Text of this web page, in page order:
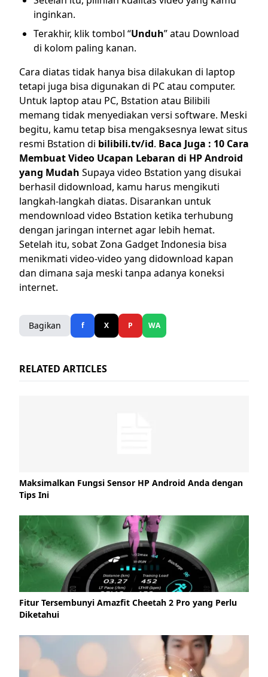
inginkan.
Terakhir, klik tombol “Unduh” atau Download
di kolom paling kanan.
Cara diatas tidak hanya bisa dilakukan di laptop
tetapi juga bisa digunakan di PC atau computer.
Untuk laptop atau PC, Bstation atau Bilibili
memang tidak menyediakan versi software. Meski
begitu, kamu tetap bisa mengaksesnya lewat situs
resmi Bstation di bilibili.tv/id. Baca Juga : 10 Cara
Membuat Video Ucapan Lebaran di HP Android
yang Mudah Supaya video Bstation yang disukai
berhasil didownload, kamu harus mengikuti
langkah-langkah diatas. Disarankan untuk
mendownload video Bstation ketika terhubung
dengan jaringan internet agar lebih hemat.
Setelah itu, sobat Zona Gadget Indonesia bisa
menikmati video-video yang didownload kapan
dan dimana saja meski tanpa adanya koneksi
internet.
Bagikan f X P WA
RELATED ARTICLES
Maksimalkan Fungsi Sensor HP Android Anda dengan
Tips Ini
Fitur Tersembunyi Amazfit Cheetah 2 Pro yang Perlu
Diketahui